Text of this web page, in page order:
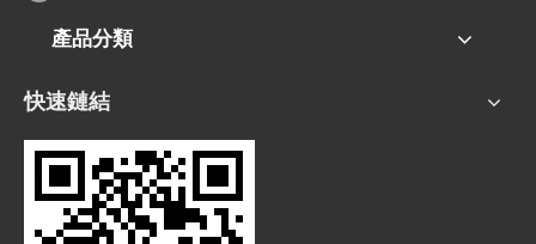
產品分類
快速鏈結